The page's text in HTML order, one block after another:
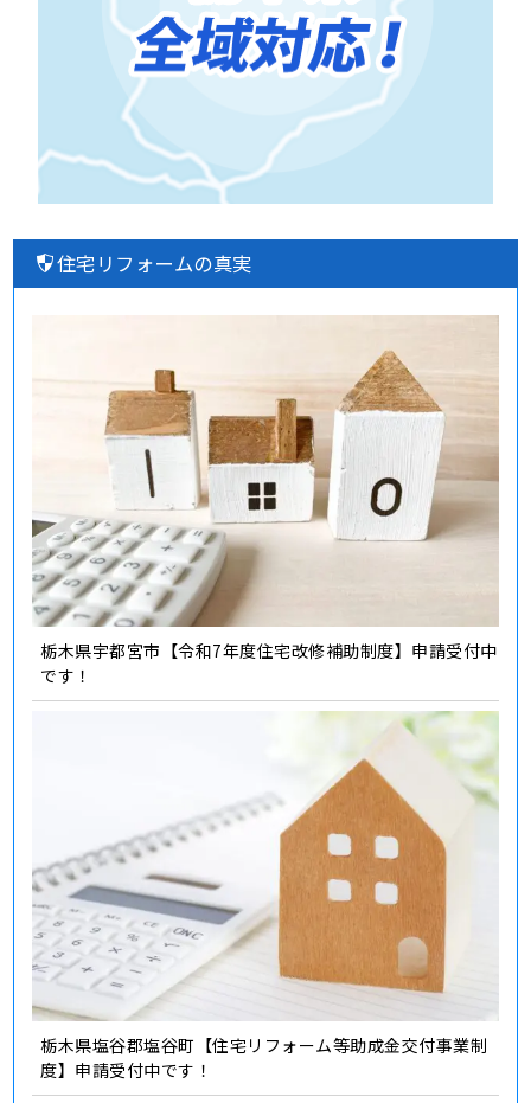
住宅リフォームの真実
栃木県宇都宮市【令和7年度住宅改修補助制度】申請受付中
です！
栃木県塩谷郡塩谷町【住宅リフォーム等助成金交付事業制
度】申請受付中です！